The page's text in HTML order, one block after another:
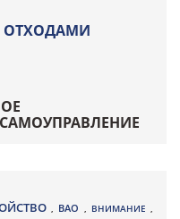
ОТХОДАМИ
, ВАО , ВНИМАНИЕ ,